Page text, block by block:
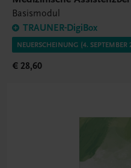
Basismodul
TRAUNER-DigiBox
NEUERSCHEINUNG (4. SEPTEMBER
€ 28,60